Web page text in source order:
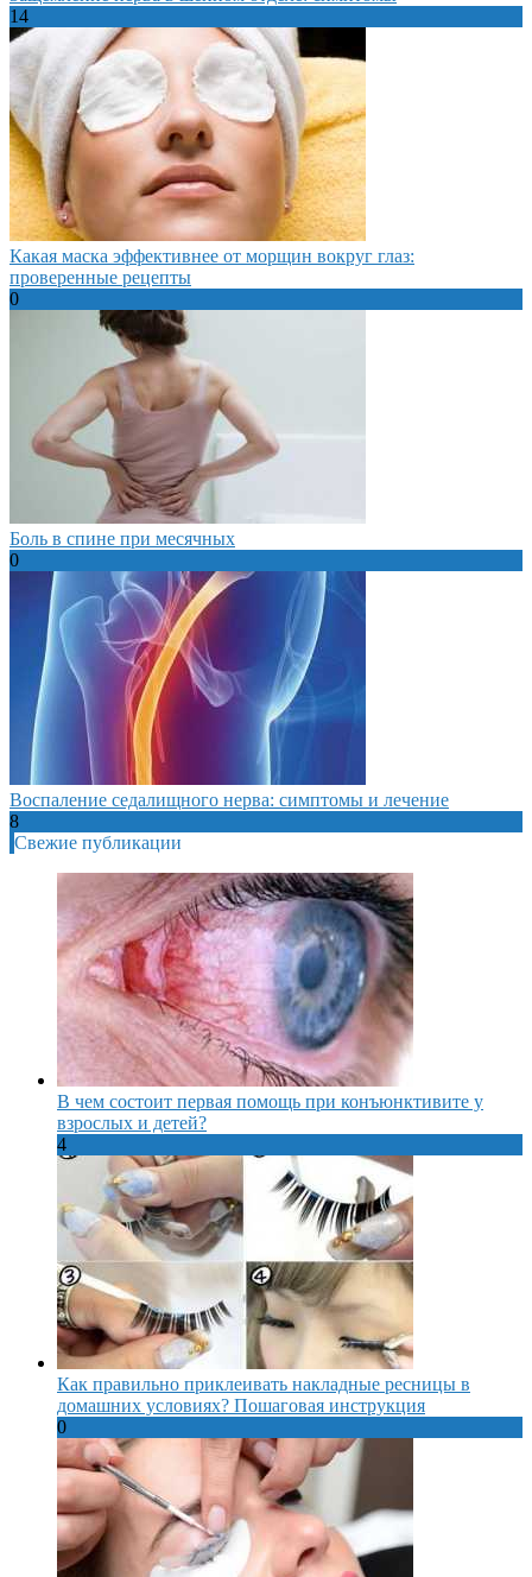
14
Какая маска эффективнее от морщин вокруг глаз:
проверенные рецепты
0
Боль в спине при месячных
0
Воспаление седалищного нерва: симптомы и лечение
8
Свежие публикации
В чем состоит первая помощь при конъюнктивите у
взрослых и детей?
4
Как правильно приклеивать накладные ресницы в
домашних условиях? Пошаговая инструкция
0